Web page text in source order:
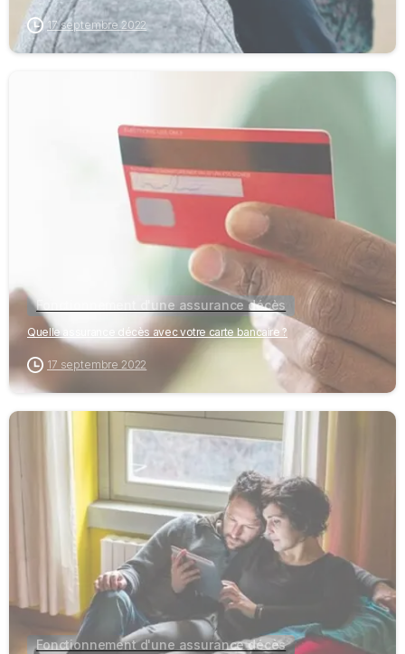
17 septembre 2022
Fonctionnement d'une assurance décès
Quelle assurance décès avec votre carte bancaire ?
17 septembre 2022
Fonctionnement d'une assurance décès